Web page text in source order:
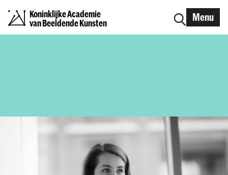
Koninklijke Academie
van Beeldende Kunsten
Menu